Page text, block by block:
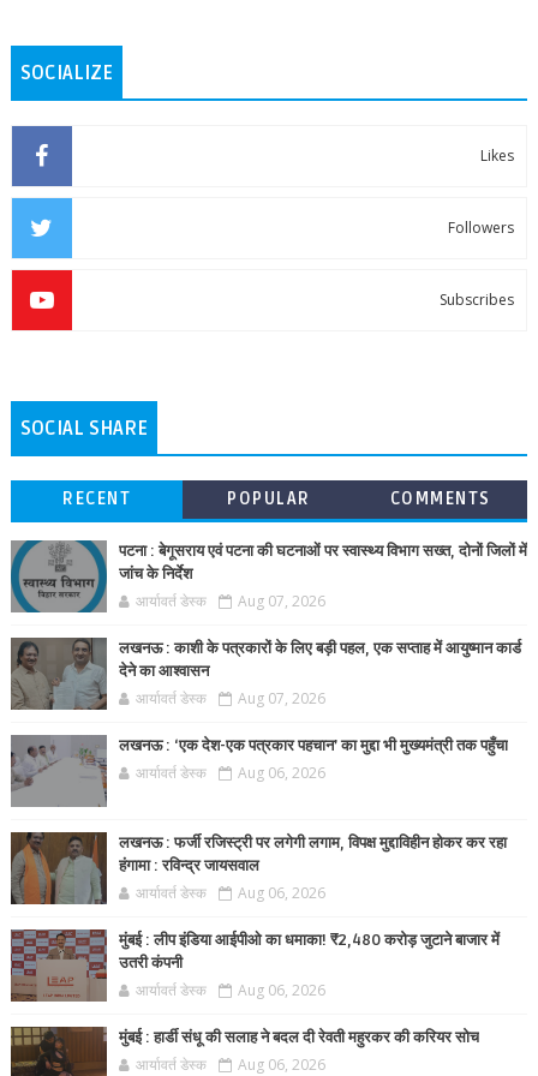
SOCIALIZE
Likes
Followers
Subscribes
SOCIAL SHARE
RECENT POPULAR COMMENTS
पटना : बेगूसराय एवं पटना की घटनाओं पर स्वास्थ्य विभाग सख्त, दोनों जिलों में
जांच के निर्देश
आर्यावर्त डेस्क Aug 07, 2026
लखनऊ : काशी के पत्रकारों के लिए बड़ी पहल, एक सप्ताह में आयुष्मान कार्ड
देने का आश्वासन
आर्यावर्त डेस्क Aug 07, 2026
लखनऊ : ‘एक देश-एक पत्रकार पहचान’ का मुद्दा भी मुख्यमंत्री तक पहुँचा
आर्यावर्त डेस्क Aug 06, 2026
लखनऊ : फर्जी रजिस्ट्री पर लगेगी लगाम, विपक्ष मुद्दाविहीन होकर कर रहा
हंगामा : रविन्द्र जायसवाल
आर्यावर्त डेस्क Aug 06, 2026
मुंबई : लीप इंडिया आईपीओ का धमाका! ₹2,480 करोड़ जुटाने बाजार में
उतरी कंपनी
आर्यावर्त डेस्क Aug 06, 2026
मुंबई : हार्डी संधू की सलाह ने बदल दी रेवती महुरकर की करियर सोच
आर्यावर्त डेस्क Aug 06, 2026